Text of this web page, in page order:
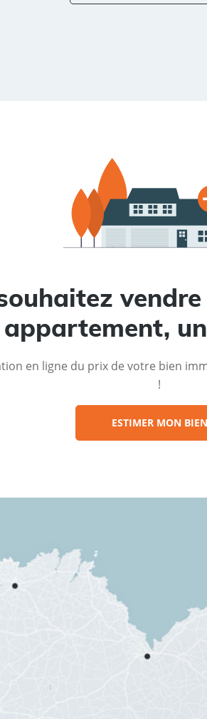
appartement,
en ligne du prix de votre bien
!
ESTIMER MON BIEN